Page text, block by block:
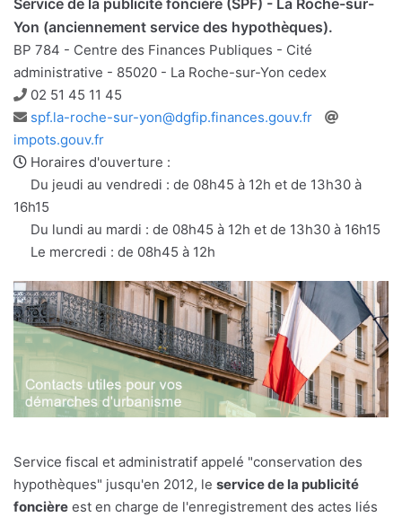
Service de la publicité foncière (SPF) - La Roche-sur-
Yon (anciennement service des hypothèques).
BP 784 - Centre des Finances Publiques - Cité
administrative - 85020 - La Roche-sur-Yon cedex
Téléphone
02 51 45 11 45
Adresse
e-
mail
spf.la-roche-sur-yon@dgfip.finances.gouv.fr
impots.gouv.fr
Horaires d'ouverture :
Du jeudi au vendredi : de 08h45 à 12h et de 13h30 à
16h15
Du lundi au mardi : de 08h45 à 12h et de 13h30 à 16h15
Le mercredi : de 08h45 à 12h
Service fiscal et administratif appelé "conservation des
hypothèques" jusqu'en 2012, le service de la publicité
foncière est en charge de l'enregistrement des actes liés